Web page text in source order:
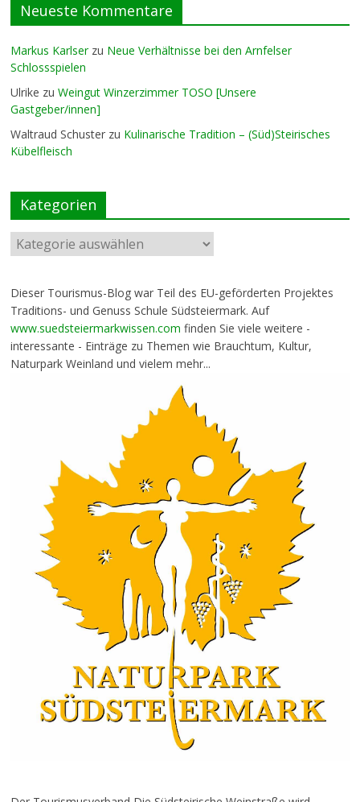
Neueste Kommentare
Markus Karlserzu Neue Verhältnisse bei den Arnfelser
Schlossspielen
Ulrike zuWeingut Winzerzimmer TOSO [Unsere
Gastgeber/innen]
Waltraud Schuster zu Kulinarische Tradition – (Süd)Steirisches
Kübelfleisch
Kategorien
Dieser Tourismus-Blog war Teil des EU-geförderten Projektes
Traditions- und Genuss Schule Südsteiermark. Auf
www.suedsteiermarkwissen.com finden Sie viele weitere -
interessante - Einträge zu Themen wie Brauchtum, Kultur,
Naturpark Weinland und vielem mehr...